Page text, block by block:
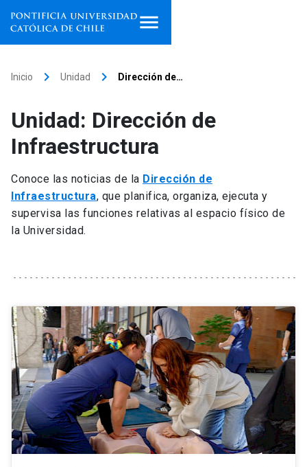
Facultades, escuelas e
institutos
Investigación
Internacionalización launch
Universidad
Información para keyboard_arrow_down
Futuros estudiantes
Estudiantes
Académicos
Go to english site launch
ACCESOS DIRECTOS
Admisión launch
Inicio keyboard_arrow_right Unidad keyboard_arrow_right Dirección de…
Unidad: Dirección de
Infraestructura
Conoce las noticias de la Dirección de
Infraestructura, que planifica, organiza, ejecuta y
supervisa las funciones relativas al espacio físico de
la Universidad.